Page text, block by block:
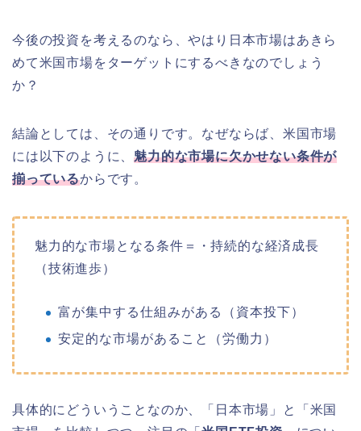
今後の投資を考えるのなら、やはり日本市場はあきら
めて米国市場をターゲットにするべきなのでしょう
か？
結論としては、その通りです。なぜならば、米国市場
には以下のように、魅力的な市場に欠かせない条件が
揃っているからです。
魅力的な市場となる条件＝・持続的な経済成長
（技術進歩）
富が集中する仕組みがある（資本投下）
安定的な市場があること（労働力）
具体的にどういうことなのか、「日本市場」と「米国